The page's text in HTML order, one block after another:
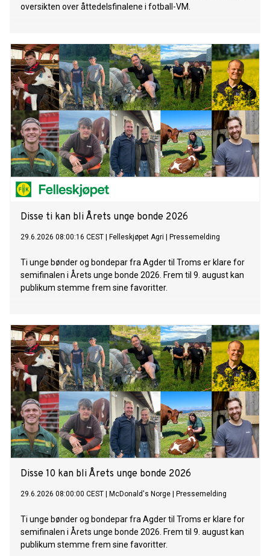
oversikten over åttedelsfinalene i fotball-VM.
Disse ti kan bli Årets unge bonde 2026
29.6.2026 08:00:16 CEST Felleskjøpet Agri Pressemelding
Ti unge bønder og bondepar fra Agder til Troms er klare for
semifinalen i Årets unge bonde 2026. Frem til 9. august kan
publikum stemme frem sine favoritter.
Disse 10 kan bli Årets unge bonde 2026
29.6.2026 08:00:00 CEST McDonald's Norge Pressemelding
Ti unge bønder og bondepar fra Agder til Troms er klare for
semifinalen i Årets unge bonde 2026. Frem til 9. august kan
publikum stemme frem sine favoritter.